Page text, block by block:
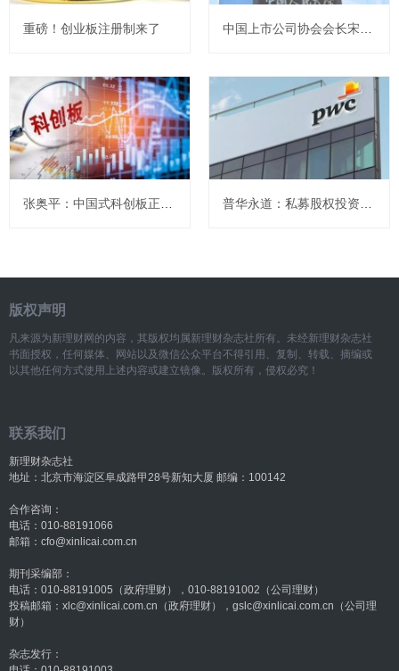
重磅！创业板注册制来了 中国上市公司协会会长宋志平：资本市场正在稳中向好
版权声明
凡来源为新理财网的内容，其版权均属新理财杂志社所有。未经新理财杂志社
书面授权，任何媒体、网站以及微信公众平台不得引用、复制、转载、摘编或
以其他任何方式使用上述内容或建立镜像。版权所有，侵权必究！
联系我们
新理财杂志社
地址：北京市海淀区阜成路甲28号新知大厦 邮编：100142
合作咨询：
电话：010-88191066
邮箱：cfo@xinlicai.com.cn
期刊采编部：
电话：010-88191005（政府理财），010-88191002（公司理财）
投稿邮箱：xlc@xinlicai.com.cn（政府理财），gslc@xinlicai.com.cn（公司理
财）
杂志发行：